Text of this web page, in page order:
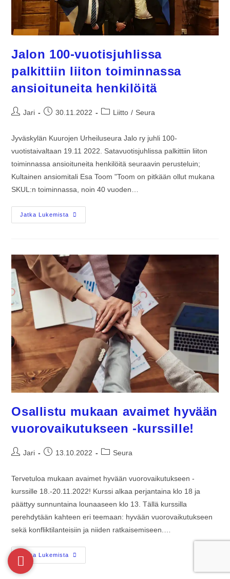
Jalon 100-vuotisjuhlissa
palkittiin liiton toiminnassa
ansioituneita henkilöitä
Jari 30.11.2022 Liitto / Seura
Jyväskylän Kuurojen Urheiluseura Jalo ry juhli 100-
vuotistaivaltaan 19.11 2022. Satavuotisjuhlissa palkittiin liiton
toiminnassa ansioituneita henkilöitä seuraavin perusteluin;
Kultainen ansiomitali Esa Toom "Toom on pitkään ollut mukana
SKUL:n toiminnassa, noin 40 vuoden…
Jatka Lukemista
Osallistu mukaan avaimet hyvään
vuorovaikutukseen -kurssille!
Jari 13.10.2022 Seura
Tervetuloa mukaan avaimet hyvään vuorovaikutukseen -
kurssille 18.-20.11.2022! Kurssi alkaa perjantaina klo 18 ja
päättyy sunnuntaina lounaaseen klo 13. Tällä kurssilla
perehdytään kahteen eri teemaan: hyvään vuorovaikutukseen
sekä konfliktilanteisiin ja niiden ratkaisemiseen.…
Jatka Lukemista